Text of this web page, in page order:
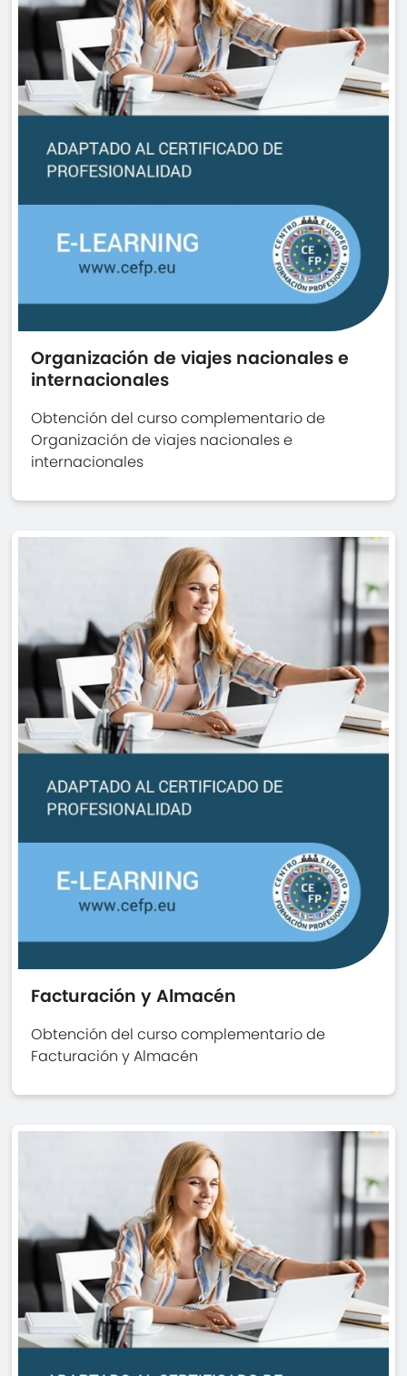
Organización de viajes nacionales e
internacionales
Obtención del curso complementario de
Organización de viajes nacionales e
internacionales
Facturación y Almacén
Obtención del curso complementario de
Facturación y Almacén